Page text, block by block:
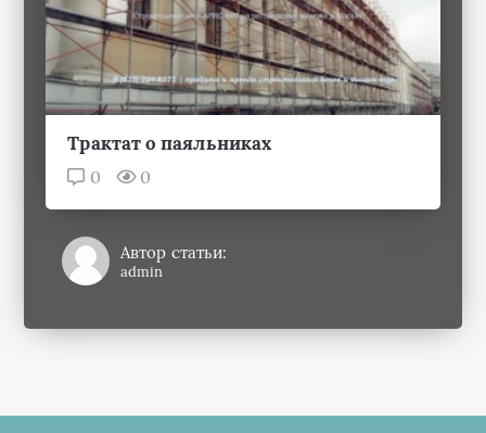
Трактат о паяльниках
0 0
Автор статьи:
admin